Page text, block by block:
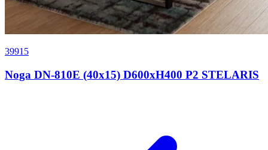
39915
Noga DN-810E (40x15) D600xH400 P2 STELARIS